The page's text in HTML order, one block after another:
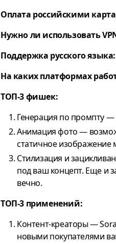
Оплата российскими
Нужно ли использовать
Поддержка русского языка:
На каких платформах
ТОП-3 фишек:
Генерация по промпту —
Анимация фото —
статичное изображение
Стилизация и
под ваш концепт. Еще и
вечно.
ТОП-3 применений:
Контент-креаторы —
новыми покупателями